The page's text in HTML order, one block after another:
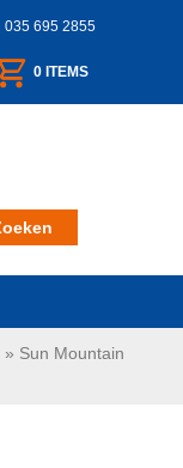
035 695 2855
0 ITEMS
» Sun Mountain